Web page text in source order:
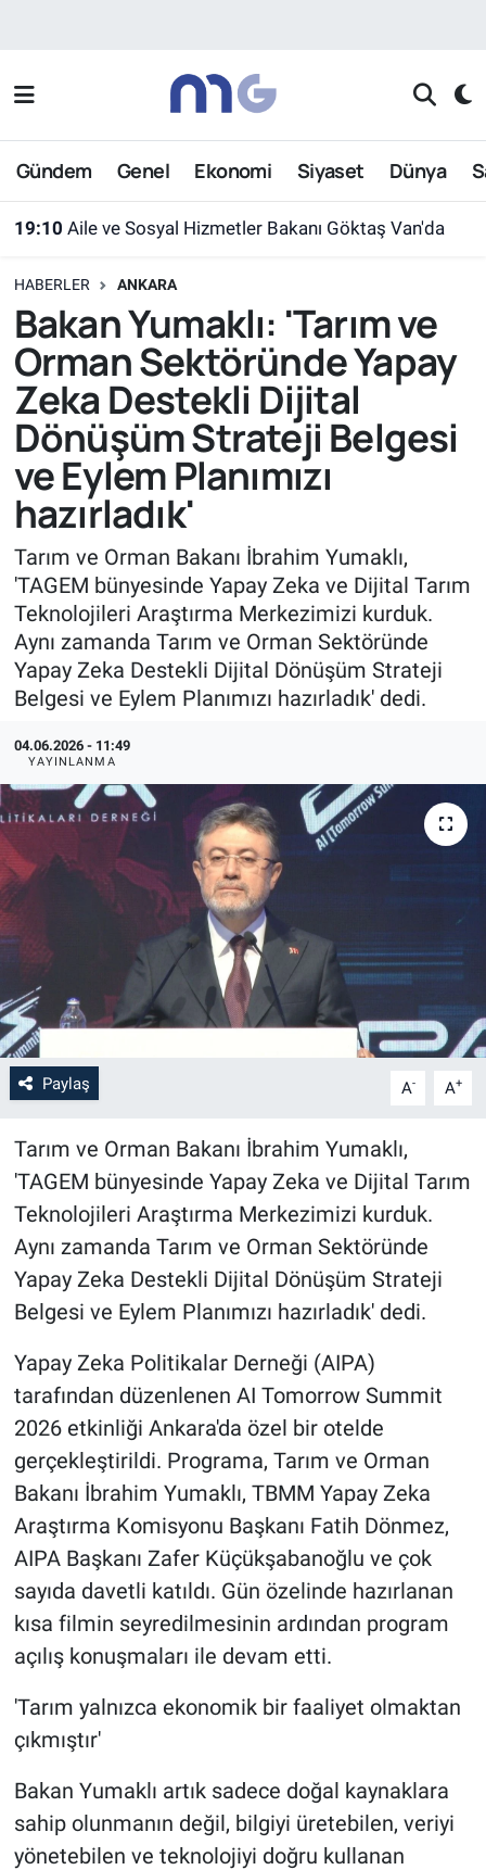
Gündem Genel Ekonomi Siyaset Dünya
19:10 Aile ve Sosyal Hizmetler Bakanı Göktaş Van'da
HABERLER ANKARA
Bakan Yumaklı: 'Tarım ve
Orman Sektöründe Yapay
Zeka Destekli Dijital
Dönüşüm Strateji Belgesi
ve Eylem Planımızı
hazırladık'
Tarım ve Orman Bakanı İbrahim Yumaklı,
'TAGEM bünyesinde Yapay Zeka ve Dijital Tarım
Teknolojileri Araştırma Merkezimizi kurduk.
Aynı zamanda Tarım ve Orman Sektöründe
Yapay Zeka Destekli Dijital Dönüşüm Strateji
Belgesi ve Eylem Planımızı hazırladık' dedi.
04.06.2026 - 11:49
YAYINLANMA
Paylaş A- A+
Tarım ve Orman Bakanı İbrahim Yumaklı,
'TAGEM bünyesinde Yapay Zeka ve Dijital Tarım
Teknolojileri Araştırma Merkezimizi kurduk.
Aynı zamanda Tarım ve Orman Sektöründe
Yapay Zeka Destekli Dijital Dönüşüm Strateji
Belgesi ve Eylem Planımızı hazırladık' dedi.
Yapay Zeka Politikalar Derneği (AIPA)
tarafından düzenlenen AI Tomorrow Summit
2026 etkinliği Ankara'da özel bir otelde
gerçekleştirildi. Programa, Tarım ve Orman
Bakanı İbrahim Yumaklı, TBMM Yapay Zeka
Araştırma Komisyonu Başkanı Fatih Dönmez,
AIPA Başkanı Zafer Küçükşabanoğlu ve çok
sayıda davetli katıldı. Gün özelinde hazırlanan
kısa filmin seyredilmesinin ardından program
açılış konuşmaları ile devam etti.
'Tarım yalnızca ekonomik bir faaliyet olmaktan
çıkmıştır'
Bakan Yumaklı artık sadece doğal kaynaklara
sahip olunmanın değil, bilgiyi üretebilen, veriyi
yönetebilen ve teknolojiyi doğru kullanan
Nöbetçi Eczaneler
Hava Durumu
Süper Lig Puan Durumu ve Fikstür
Tüm Manşetler
Son Dakika Haberleri
Haber Arşivi